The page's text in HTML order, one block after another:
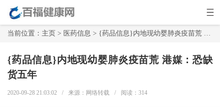
当前位置： 主页 > 医药信息 > {药品信息}内地现幼婴肺炎疫苗荒 港媒：恐缺货五年
{药品信息}内地现幼婴肺炎疫苗荒 港媒：恐缺
货五年
2020-09-28 21:03:02 / 来源：网络转载 / 阅读： 314